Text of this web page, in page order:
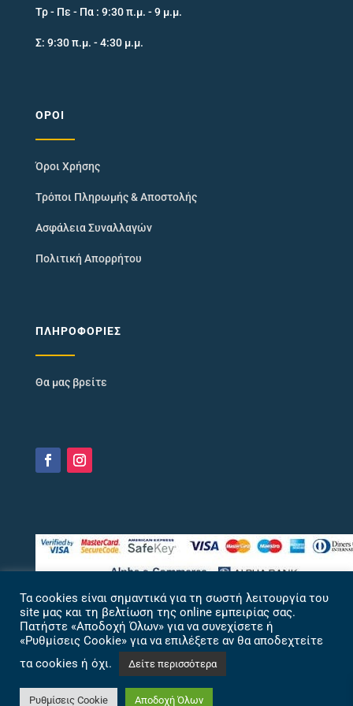
Τρ - Πε - Πα : 9:30 π.μ. - 9 μ.μ.
Σ: 9:30 π.μ. - 4:30 μ.μ.
ΌΡΟΙ
Όροι Χρήσης
Τρόποι Πληρωμής & Αποστολής
Ασφάλεια Συναλλαγών
Πολιτική Απορρήτου
ΠΛΗΡΟΦΟΡΊΕΣ
Θα μας βρείτε
Τα cookies είναι σημαντικά για τη σωστή λειτουργία του
site μας και τη βελτίωση της online εμπειρίας σας.
Πατήστε «Αποδοχή Όλων» για να συνεχίσετε ή
«Ρυθμίσεις Cookie» για να επιλέξετε αν θα αποδεχτείτε
τα cookies ή όχι.
Δείτε περισσότερα
Ρυθμίσεις Cookie Αποδοχή Όλων